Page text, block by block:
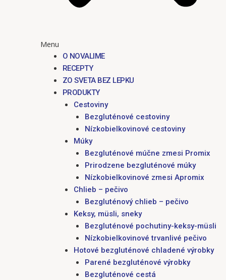
Menu
O NOVALIME
RECEPTY
ZO SVETA BEZ LEPKU
PRODUKTY
Cestoviny
Bezgluténové cestoviny
Nízkobielkovinové cestoviny
Múky
Bezgluténové múčne zmesi Promix
Prirodzene bezgluténové múky
Nízkobielkovinové zmesi Apromix
Chlieb – pečivo
Bezgluténový chlieb – pečivo
Keksy, müsli, sneky
Bezgluténové pochutiny-keksy-müsli
Nízkobielkovinové trvanlivé pečivo
Hotové bezgluténové chladené výrobky
Parené bezgluténové výrobky
Bezgluténové cestá